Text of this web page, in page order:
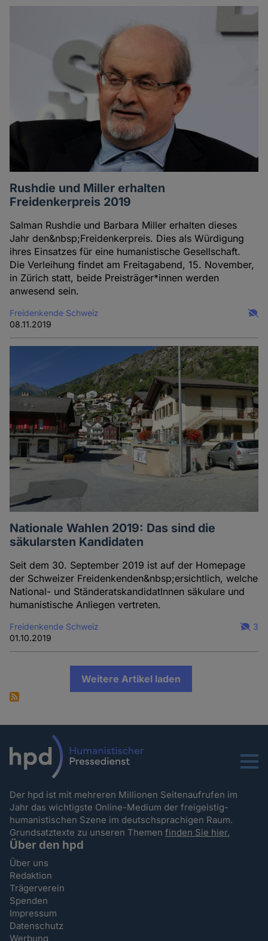
Rushdie und Miller erhalten
Freidenkerpreis 2019
Salman Rushdie und Barbara Miller erhalten dieses
Jahr den&nbsp;Freidenkerpreis. Dies als Würdigung
ihres Einsatzes für eine humanistische Gesellschaft.
Die Verleihung findet am Freitagabend, 15. November,
in Zürich statt, beide Preisträger*innen werden
anwesend sein.
Freidenkende Schweiz
08.11.2019
Nationale Wahlen 2019: Das sind die
säkularsten Kandidaten
Seit dem 30. September 2019 ist auf der Homepage
der Schweizer Freidenkenden&nbsp;ersichtlich, welche
National- und StänderatskandidatInnen säkulare und
humanistische Anliegen vertreten.
Freidenkende Schweiz
01.10.2019
3
Weitere Artikel laden
Menu
Der hpd ist mit mehreren Millionen Seitenaufrufen im
Jahr das wichtigste Online-Medium der freigeistig-
humanistischen Szene im deutschsprachigen Raum.
Grundsatztexte zu unseren Themenfinden Sie hier.
Über den hpd
Über uns
Redaktion
Trägerverein
Spenden
Impressum
Datenschutz
Werbung